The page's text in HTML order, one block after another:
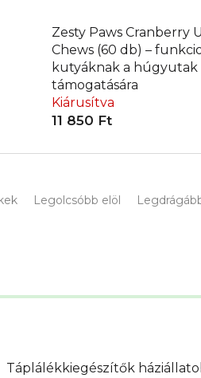
Zesty Paws Cranberry
Chews (60 db) –
kutyáknak a húgyutak
támogatására
Kiárusítva
11 850 Ft
Legolcsóbb elöl
Táplálékkiegészítők